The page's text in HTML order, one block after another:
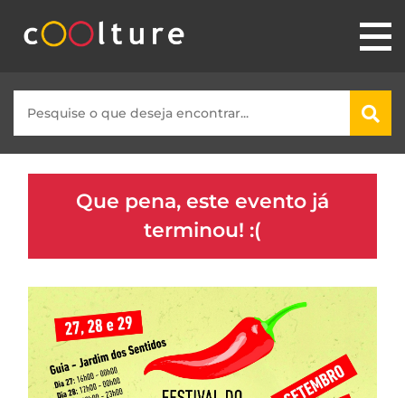
Que pena, este evento já
terminou! :(